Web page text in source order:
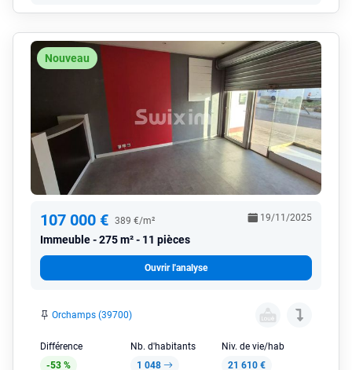
Nouveau
107 000 € 389 €/m²
Immeuble 275 m² - 11 pièces
19/11/2025
Ouvrir l'analyse
Orchamps (39700)
Différence
-53 %
Nb. d'habitants
1 048
Niv. de vie/hab
21 610 €